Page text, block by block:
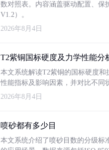
数对照表。内容涵盖驱动配置、保
V1.2）。
2026年8月4日
T2紫铜国标硬度及力学性能分
本文系统解读T2紫铜的国标硬度和
性能指标及影响因素，并对比不同
2026年8月4日
喷砂都有多少目
本文系统介绍了喷砂目数的分级标